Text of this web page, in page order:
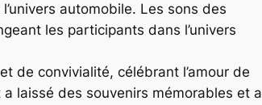
automobile. Les sons des
les participants dans l’univers
de convivialité, célébrant l’amour de
laissé des souvenirs mémorables et a